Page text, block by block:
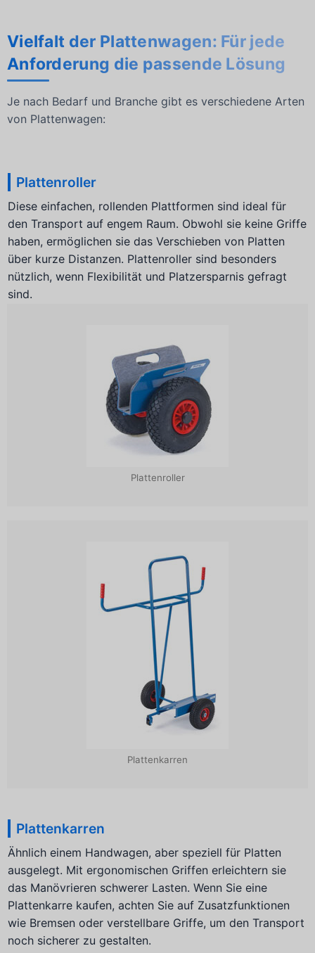
Vielfalt der Plattenwagen: Für jede
Anforderung die passende Lösung
Je nach Bedarf und Branche gibt es verschiedene Arten
von Plattenwagen:
Plattenroller
Diese einfachen, rollenden Plattformen sind ideal für
den Transport auf engem Raum. Obwohl sie keine Griffe
haben, ermöglichen sie das Verschieben von Platten
über kurze Distanzen. Plattenroller sind besonders
nützlich, wenn Flexibilität und Platzersparnis gefragt
sind.
Plattenroller
Plattenkarren
Plattenkarren
Ähnlich einem Handwagen, aber speziell für Platten
ausgelegt. Mit ergonomischen Griffen erleichtern sie
das Manövrieren schwerer Lasten. Wenn Sie eine
Plattenkarre kaufen, achten Sie auf Zusatzfunktionen
wie Bremsen oder verstellbare Griffe, um den Transport
noch sicherer zu gestalten.